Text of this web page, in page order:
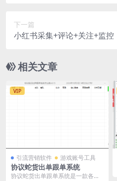
下一篇
小红书采集+评论+关注+监控
相关文章
VIP
引流营销软件 游戏账号工具
协议蛇货出单跟单系统
协议蛇货出单跟单系统是一款各种